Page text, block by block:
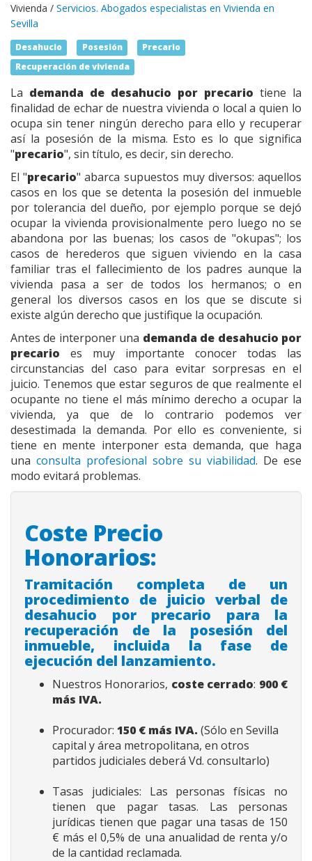
Vivienda / Servicios. Abogados especialistas en Vivienda en
Sevilla
Desahucio Posesión
Precario
Recuperación de vivienda
La demanda de desahucio por precario tiene la
finalidad de echar de nuestra vivienda o local a quien lo
ocupa sin tener ningún derecho para ello y recuperar
así la posesión de la misma. Esto es lo que significa
"precario", sin título, es decir, sin derecho.
El "precario" abarca supuestos muy diversos: aquellos
casos en los que se detenta la posesión del inmueble
por tolerancia del dueño, por ejemplo porque se dejó
ocupar la vivienda provisionalmente pero luego no se
abandona por las buenas; los casos de "okupas"; los
casos de herederos que siguen viviendo en la casa
familiar tras el fallecimiento de los padres aunque la
vivienda pasa a ser de todos los hermanos; o en
general los diversos casos en los que se discute si
existe algún derecho que justifique la ocupación.
Antes de interponer una demanda de desahucio por
precario es muy importante conocer todas las
circunstancias del caso para evitar sorpresas en el
juicio. Tenemos que estar seguros de que realmente el
ocupante no tiene el más mínimo derecho a ocupar la
vivienda, ya que de lo contrario podemos ver
desestimada la demanda. Por ello es conveniente, si
tiene en mente interponer esta demanda, que haga
una consulta profesional sobre su viabilidad. De ese
modo evitará problemas.
Coste Precio
Honorarios:
Tramitación completa de un
procedimiento de juicio verbal de
desahucio por precario para la
recuperación de la posesión del
inmueble, incluida la fase de
ejecución del lanzamiento.
Nuestros Honorarios, coste cerrado: 900€
más IVA.
Procurador: 150 € más IVA. (Sólo en Sevilla
capital y área metropolitana, en otros
partidos judiciales deberá Vd. consultarlo)
Tasas judiciales: Las personas físicas no
tienen que pagar tasas. Las personas
jurídicas tienen que pagar una tasas de 150
€ más el 0,5% de una anualidad de renta y/o
de la cantidad reclamada.